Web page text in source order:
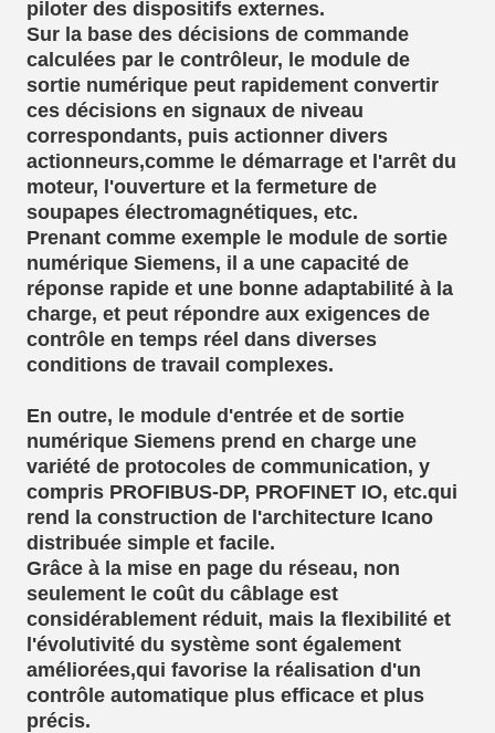
piloter des dispositifs externes.
Sur la base des décisions de commande
calculées par le contrôleur, le module de
sortie numérique peut rapidement convertir
ces décisions en signaux de niveau
correspondants, puis actionner divers
actionneurs,comme le démarrage et l'arrêt du
moteur, l'ouverture et la fermeture de
soupapes électromagnétiques, etc.
Prenant comme exemple le module de sortie
numérique Siemens, il a une capacité de
réponse rapide et une bonne adaptabilité à la
charge, et peut répondre aux exigences de
contrôle en temps réel dans diverses
conditions de travail complexes.
En outre, le module d'entrée et de sortie
numérique Siemens prend en charge une
variété de protocoles de communication, y
compris PROFIBUS-DP, PROFINET IO, etc.qui
rend la construction de l'architecture Icano
distribuée simple et facile.
Grâce à la mise en page du réseau, non
seulement le coût du câblage est
considérablement réduit, mais la flexibilité et
l'évolutivité du système sont également
améliorées,qui favorise la réalisation d'un
contrôle automatique plus efficace et plus
précis.